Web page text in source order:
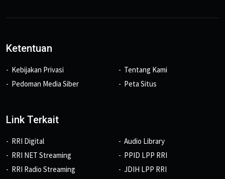
Ketentuan
Kebijakan Privasi
Pedoman Media Siber
Tentang Kami
Peta Situs
Link Terkait
RRI Digital
RRI NET Streaming
RRI Radio Streaming
Audio Library
PPID LPP RRI
JDIH LPP RRI